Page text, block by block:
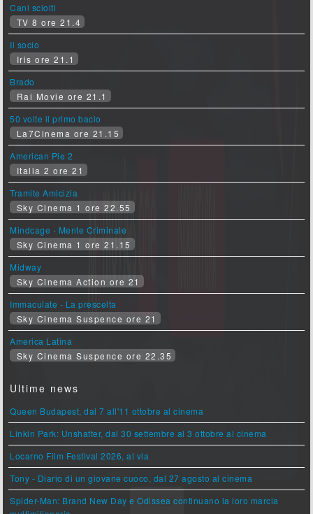
Cani sciolti
TV 8 ore 21.4
Il socio
Iris ore 21.1
Brado
Rai Movie ore 21.1
50 volte il primo bacio
La7Cinema ore 21.15
American Pie 2
Italia 2 ore 21
Tramite Amicizia
Sky Cinema 1 ore 22.55
Mindcage - Mente Criminale
Sky Cinema 1 ore 21.15
Midway
Sky Cinema Action ore 21
Immaculate - La prescelta
Sky Cinema Suspence ore 21
America Latina
Sky Cinema Suspence ore 22.35
Ultime news
Queen Budapest, dal 7 all'11 ottobre al cinema
Linkin Park: Unshatter, dal 30 settembre al 3 ottobre al cinema
Locarno Film Festival 2026, al via
Tony - Diario di un giovane cuoco, dal 27 agosto al cinema
Spider-Man: Brand New Day e Odissea continuano la loro marcia